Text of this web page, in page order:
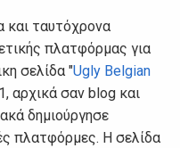
και ταυτόχρονα
πλατφόρμας για
σελίδα "Ugly Belgian
αρχικά σαν blog και
δημιούργησε
πλατφόρμες. Η σελίδα